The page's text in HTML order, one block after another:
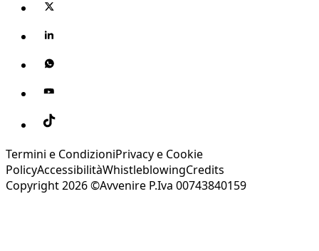
Termini e CondizioniPrivacy e Cookie
PolicyAccessibilitàWhistleblowingCredits
Copyright 2026 ©Avvenire P.Iva 00743840159